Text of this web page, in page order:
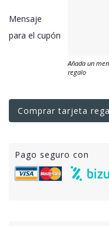
Mensaje
para el cupón
Añada un
regalo
Comprar tarjeta
Pago seguro con